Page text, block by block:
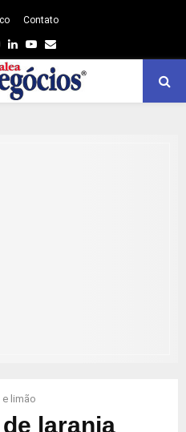
Contato
LinkedinYoutube
Email
limão
laranja